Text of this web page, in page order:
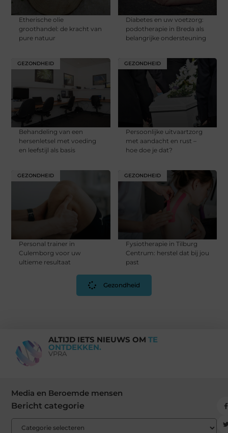
Etherische olie
groothandel: de kracht van
pure natuur
Diabetes en uw voetzorg:
podotherapie in Breda als
belangrijke ondersteuning
GEZONDHEID
Behandeling van een
hersenletsel met voeding
en leefstijl als basis
GEZONDHEID
Persoonlijke uitvaartzorg
met aandacht en rust –
hoe doe je dat?
GEZONDHEID
Personal trainer in
Culemborg voor uw
ultieme resultaat
GEZONDHEID
Fysiotherapie in Tilburg
Centrum: herstel dat bij jou
past
Gezondheid
ALTIJD IETS NIEUWS OM TE
ONTDEKKEN.
VPRA
Media en Beroemde mensen
Bericht categorie